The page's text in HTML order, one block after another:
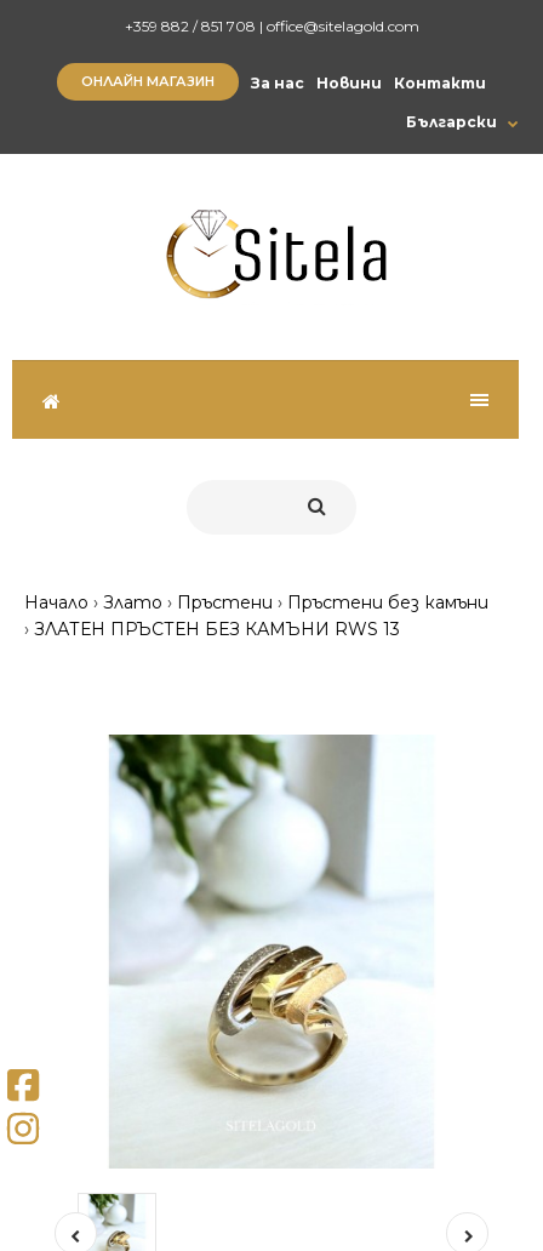
+359 882 / 851 708 | office@sitelagold.com
Български
ОНЛАЙН МАГАЗИН За нас Новини Контакти
Начало Злато Пръстени
Пръстени без камъни
ЗЛАТЕН ПРЪСТЕН БЕЗ КАМЪНИ RWS 13